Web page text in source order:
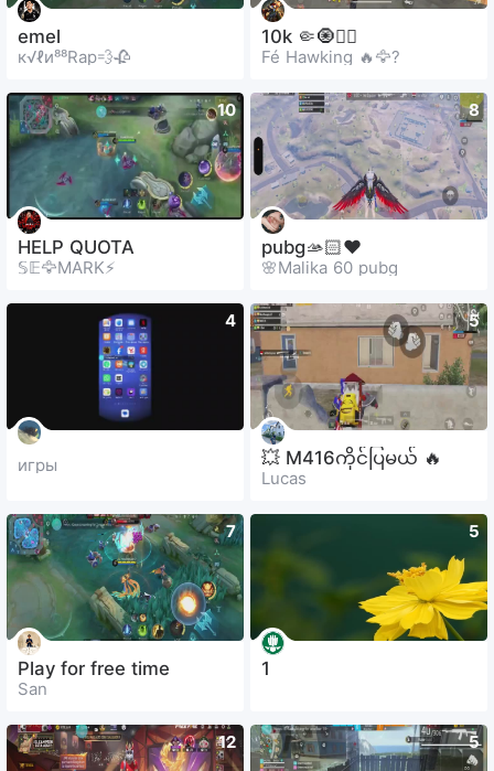
emel
к√ℓи⁸⁸Rap💨🥀
10k 🤏🧿🧘‍♂️
Fé Hawking 🔥🦅?
10
HELP QUOTA
𝕊𝔼🦅MARK⚡
8
pubg🫴🏻❤️
🌸Malika 60 pubg
4
игры
5
💥 M416ကိုင်ပြမယ် 🔥
Lucas
7
Play for free time
San
5
1
12 5